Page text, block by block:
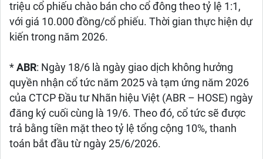
triệu cổ phiếu chào bán cho cổ đông theo tỷ lệ 1:1,
với giá 10.000 đồng/cổ phiếu. Thời gian thực hiện dự
kiến trong năm 2026.
* ABR: Ngày 18/6 là ngày giao dịch không hưởng
quyền nhận cổ tức năm 2025 và tạm ứng năm 2026
của CTCP Đầu tư Nhãn hiệu Việt (ABR – HOSE) ngày
đăng ký cuối cùng là 19/6. Theo đó, cổ tức sẽ được
trả bằng tiền mặt theo tỷ lệ tổng cộng 10%, thanh
toán bắt đầu từ ngày 25/6/2026.